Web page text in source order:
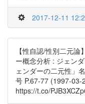
2017-12-11
【性自認/性別二元
ー概念分析 : ジェン
ェンダーの二元性」
号 P.67-77 (1997-03-
https://t.co/